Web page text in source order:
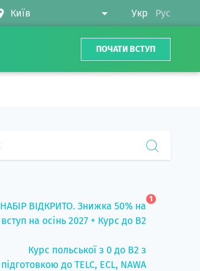
Укр Рус
ПОЧАТИ ВСТУП
НАБІР ВІДКРИТО. Знижка 50% на
вступ на осінь 2027 + Курс до B2
1
Курс польської з 0 до B2 з
підготовкою до TELC, ECL, NAWA